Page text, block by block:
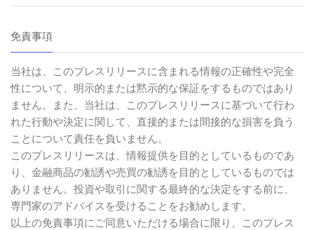
免責事項
当社は、このプレスリリースに含まれる情報の正確性や完全
性について、明示的または黙示的な保証をするものではあり
ません。また、当社は、このプレスリリースに基づいて行わ
れた行動や決定に関して、直接的または間接的な損害を負う
ことについて責任を負いません。
このプレスリリースは、情報提供を目的としているものであ
り、金融商品の勧誘や売買の勧誘を目的としているものでは
ありません。投資や取引に関する最終的な決定をする前に、
専門家のアドバイスを受けることをお勧めします。
以上の免責事項にご同意いただける場合に限り、このプレス